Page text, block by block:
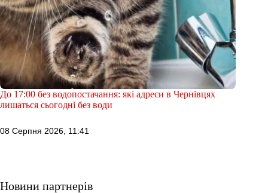
До 17:00 без водопостачання: які адреси в Чернівцях
лишаться сьогодні без води
08 Серпня 2026, 11:41
Новини партнерів